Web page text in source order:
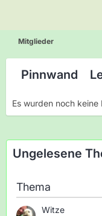
Mitglieder
Pinnwand
Es wurden noch
Ungelesene
Thema
Witze